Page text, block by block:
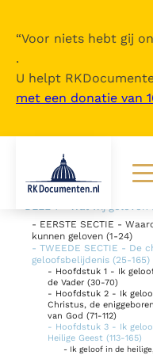
“Voor niets hebt gij
.
U helpt
met een donatie van
Lezen
Documenten
Bijbel
Thema’s
Berichten
uitklappen
- Inhoud
- Woord vooraf
- DEEL 1 - Wat wij geloven
- EERSTE SECTIE -
kunnen geloven (1-24)
- TWEEDE SECTIE - De
geloofsbelijdenis (25-165)
- Hoofdstuk 1 - Ik
de Vader (30-70)
- Hoofdstuk 2 - Ik
Christus, de
van God (71-112)
- Hoofdstuk 3 - Ik
Heilige Geest (113-165)
- Ik geloof in de heilige,